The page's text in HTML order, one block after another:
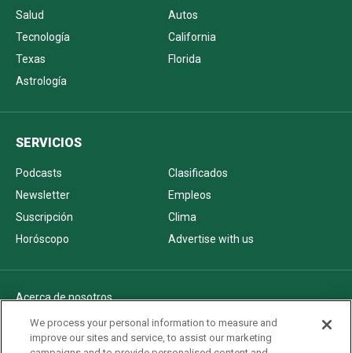
Salud
Autos
Tecnología
California
Texas
Florida
Astrología
SERVICIOS
Podcasts
Clasificados
Newsletter
Empleos
Suscripción
Clima
Horóscopo
Advertise with us
Acerca de nosotros
Politica de privacidad
Pautas Editoriales
We process your personal information to measure and
improve our sites and service, to assist our marketing